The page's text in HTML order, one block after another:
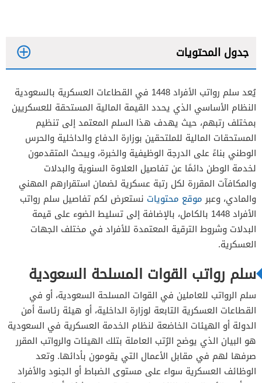
جدول المحتويات
يُعد سلم رواتب الأفراد 1448 في القطاعات العسكرية بالسعودية
النظام الأساسي الذي يحدد القيمة المالية المستحقة للعسكريين
بمختلف رتبهم، حيث يهدف هذا السلم المعتمد إلى تنظيم
المستحقات المالية للملتحقين بوزارة الدفاع والداخلية والحرس
الوطني بناءً على الدرجة الوظيفية والخبرة، ويبحث المتقدمون
لخدمة الوطن دائمًا عن تفاصيل العلاوة السنوية والبدلات
والمكافآت المقررة لكل رتبة عسكرية لضمان استقرارهم المهني
والمادي، وعبرموقع محتويات نستعرض لكم تفاصيل سلم رواتب
الأفراد 1448 بالكامل، بالإضافة إلى تسليط الضوء على قيمة
البدلات وشروط الترقية المعتمدة للأفراد في مختلف الجهات
العسكرية.
سلم رواتب القوات المسلحة السعودية
سلم الرواتب للعاملين في القوات المسلحة السعودية، أو في
القطاعات العسكرية التابعة لوزارة الداخلية، أو هيئة رئاسة أمن
الدولة أو الهيئات الخاضعة لنظام الخدمة العسكرية في السعودية
هو البيان الذي يوضح الرُتب العاملة بتلك الهيئات والرواتب المقرر
صرفها لهم في مقابل الأعمال التي يقومون بأدائها. وتعد
الوظائف العسكرية سواء على مستوى الضباط أو الجنود والأفراد